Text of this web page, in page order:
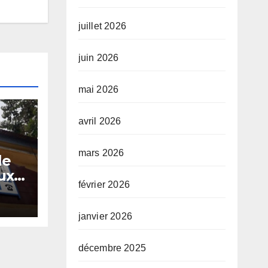
juillet 2026
juin 2026
mai 2026
avril 2026
mars 2026
février 2026
janvier 2026
décembre 2025